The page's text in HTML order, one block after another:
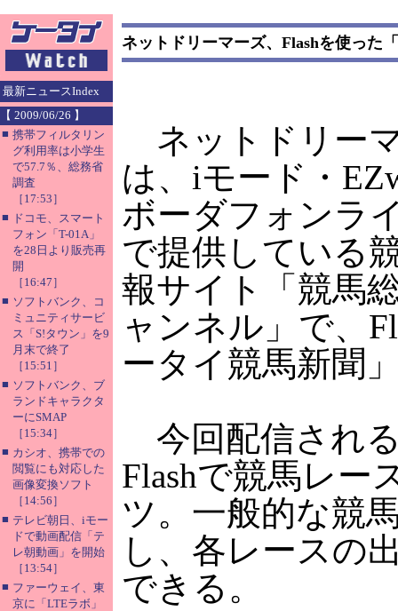
最新ニュースIndex
【 2009/06/26 】
■ 携帯フィルタリン
グ利用率は小学生
で57.7％、総務省
調査
［17:53］
■ ドコモ、スマート
フォン「T-01A」
を28日より販売再
開
［16:47］
■ ソフトバンク、コ
ミュニティサービ
ス「S!タウン」を9
月末で終了
［15:51］
■ ソフトバンク、ブ
ランドキャラクタ
ーにSMAP
［15:34］
■ カシオ、携帯での
閲覧にも対応した
画像変換ソフト
［14:56］
■ テレビ朝日、iモー
ドで動画配信「テ
レ朝動画」を開始
［13:54］
■ ファーウェイ、東
京に「LTEラボ」
ネットドリーマーズ、Flashを使った
ネットドリー
は、iモード・
ボーダフォンラ
で提供している
報サイト「競馬
ャンネル」で、
ータイ競馬新聞
今回配信され
Flashで競馬レー
ツ。一般的な競
し、各レースの
できる。